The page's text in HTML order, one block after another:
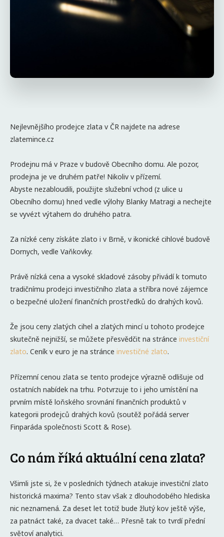
Nejlevnějšího prodejce zlata v ČR najdete na adrese
zlatemince.cz
Prodejnu má v Praze v budově Obecního domu. Ale pozor,
prodejna je ve druhém patře! Nikoliv v přízemí.
Abyste nezabloudili, použijte služební vchod (z ulice u
Obecního domu) hned vedle výlohy Blanky Matragi a nechejte
se vyvézt výtahem do druhého patra.
Za nízké ceny získáte zlato i v Brně, v ikonické cihlové budově
Dornych, vedle Vaňkovky.
Právě nízká cena a vysoké skladové zásoby přivádí k tomuto
tradičnímu prodejci investičního zlata a stříbra nové zájemce
o bezpečné uložení finančních prostředků do drahých kovů.
Že jsou ceny zlatých cihel a zlatých mincí u tohoto prodejce
skutečně nejnižší, se můžete přesvědčit na stránce investiční
zlato. Ceník v euro je na stránce investičné zlato.
Přízemní cenou zlata se tento prodejce výrazně odlišuje od
ostatních nabídek na trhu. Potvrzuje to i jeho umístění na
prvním místě loňského srovnání finančních produktů v
kategorii prodejců drahých kovů (soutěž pořádá server
Finparáda společnosti Scott & Rose).
Co nám říká aktuální cena zlata?
Všimli jste si, že v posledních týdnech atakuje investiční zlato
historická maxima? Tento stav však z dlouhodobého hlediska
nic neznamená. Za deset let totiž bude žlutý kov ještě výše,
za patnáct také, za dvacet také… Přesně tak to tvrdí přední
světoví analytici.